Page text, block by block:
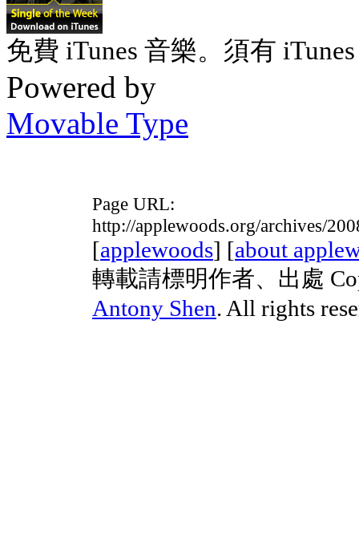
免費 iTunes 音樂。須有
Powered by
Movable Type
Page URL:
http://applewoods.org/archives/
[applewoods] [about
轉載請標明作者、出處
Antony Shen. All rights